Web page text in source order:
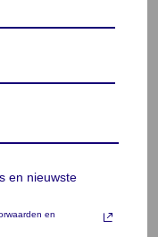
indelen en
een laptop werken.
betere zithouding
en nieuwste
en